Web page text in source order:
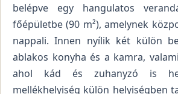
belépve egy hangulatos
főépületbe (90 m²), amelynek
nappali. Innen nyílik két külön
ablakos konyha és a kamra,
ahol kád és zuhanyzó is
mellékhelyiség külön helyiségben